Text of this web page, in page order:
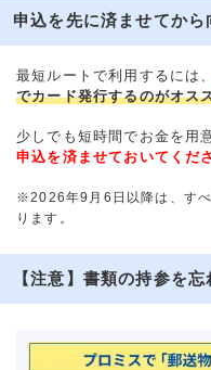
申込を先に済ませてから
最短ルートで利用するには、
でカード発行するのがオス
少しでも短時間でお金を用
申込を済ませておいてくだ
※2026年9月6日以降は、す
ります。
【注意】書類の持参を忘